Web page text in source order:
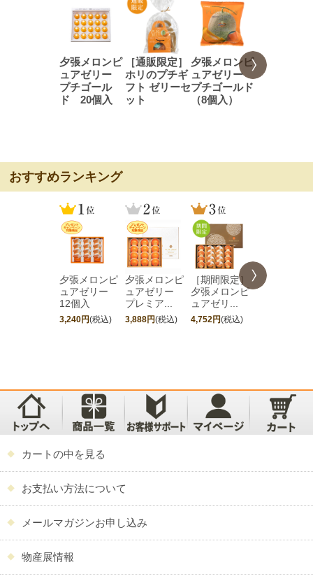
夕張メロンピ
ュアゼリー
プチゴール
ド 20個入
［通販限定］
ホリのプチギ
フト ゼリーセ
ット
夕張メロンピ
ュアゼリー
プチゴールド
（8個入）
夕張メロン
ュアゼリ
おすすめランキング
夕張メロンピ
ュアゼリー
12個入
3,240円(税込)
夕張メロンピ
ュアゼリー
プレミア...
3,888円(税込)
［期間限定］
夕張メロンピ
ュアゼリ...
4,752円(税込)
夕張メロン
ュアゼリ
カートの中を見る
お支払い方法について
メールマガジンお申し込み
物産展情報